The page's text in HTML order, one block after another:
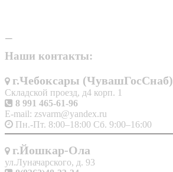
Наши контакты:
г.Чебоксары (ЧувашГосСнаб)
Складской проезд, д4 корп. 1
8 991 465-61-96
E-mail: zsvarm@yandex.ru
Пн.-Пт. 8:00–18:00 Сб. 9:00–16:00
г.Йошкар-Ола
ул.Луначарского, д. 93